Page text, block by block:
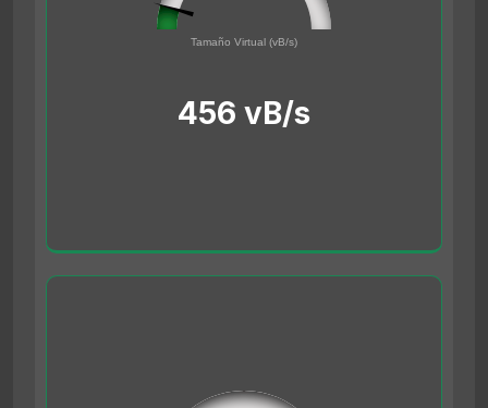
45561691
Tamaño Virtual (vB/s)500000000
456 vB/s